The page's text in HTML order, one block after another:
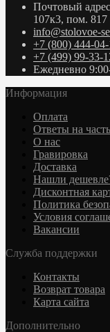
Почтовый
107к3, пом. 817
info@stolovoe-
+7 (800) 444-04-
+7 (499) 99-33-
Ежедневно
Информация
Оплата
Ответы на
О нас
Гравировка
Доставка
Нашли
Дисконтная
Политика
Условия
Вакансии
Служба поддержки
Контакты
Возврат товара
Карта сайта
Дополнительно